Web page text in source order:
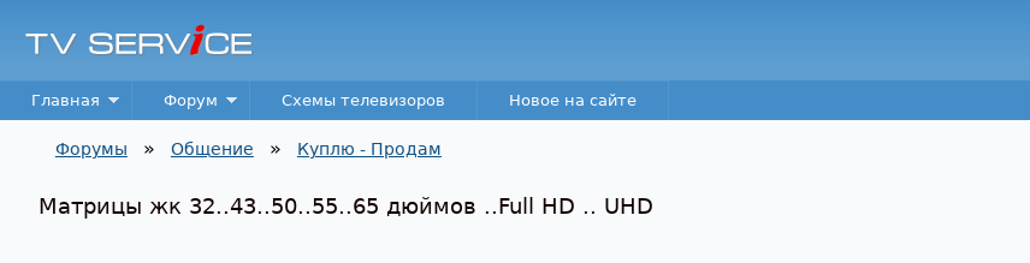
TV
Service
Main menu
Главная Форум Схемы телевизоров Новое на сайте
Форумы » Общение » Куплю - Продам
Матрицы жк 32..43..50..55..65 дюймов ..Full HD .. UHD